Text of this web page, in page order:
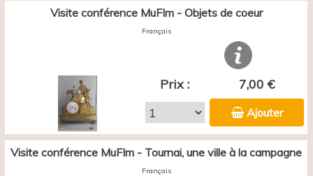
Visite conférence MuFIm - Objets de coeur
Français
Prix : 7,00 €
Ajouter
Visite conférence MuFIm - Tournai, une ville à la campagne
Français